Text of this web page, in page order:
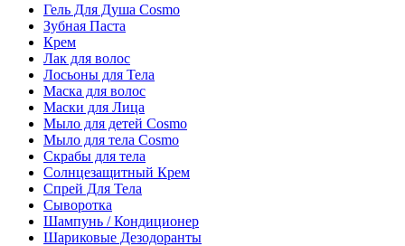
Гель Для Душа Cosmo
Зубная Паста
Крем
Лак для волос
Лосьоны для Тела
Маска для волос
Маски для Лица
Мыло для детей Cosmo
Мыло для тела Cosmo
Скрабы для тела
Солнцезащитный Крем
Спрей Для Тела
Сыворотка
Шампунь / Кондиционер
Шариковые Дезодоранты